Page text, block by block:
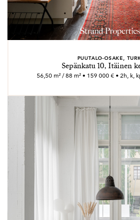
PUUTALO-OSAKE,
Sepänkatu 10, Itäinen
56,50 m² / 88 m² • 159 000 € • 2h, k,